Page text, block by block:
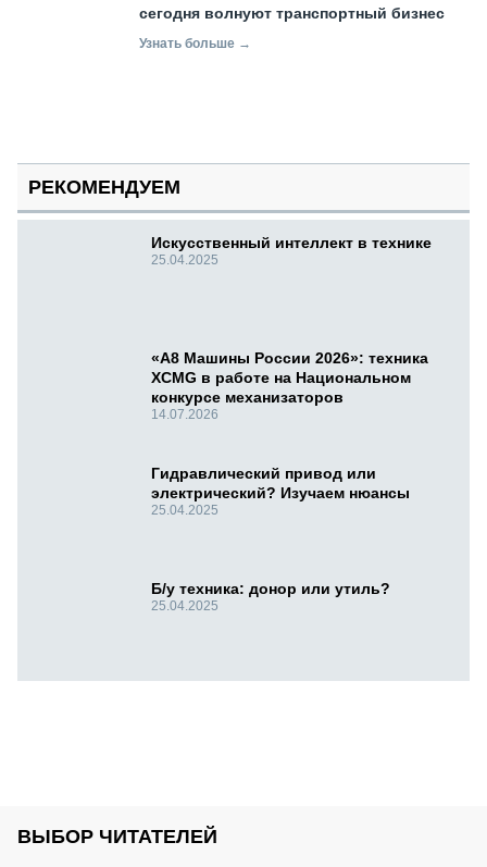
сегодня волнуют транспортный бизнес
Узнать больше →
РЕКОМЕНДУЕМ
Искусственный интеллект в технике
25.04.2025
«А8 Машины России 2026»: техника
XCMG в работе на Национальном
конкурсе механизаторов
14.07.2026
Гидравлический привод или
электрический? Изучаем нюансы
25.04.2025
Б/у техника: донор или утиль?
25.04.2025
ВЫБОР ЧИТАТЕЛЕЙ